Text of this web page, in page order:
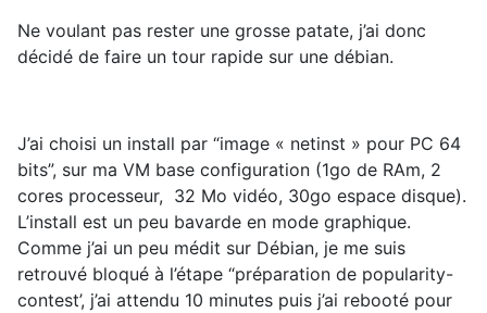
Ne voulant pas rester une grosse patate, j’ai donc
décidé de faire un tour rapide sur une débian.
J’ai choisi un install par “image « netinst » pour PC 64
bits”, sur ma VM base configuration (1go de RAm, 2
cores processeur, 32 Mo vidéo, 30go espace disque).
L’install est un peu bavarde en mode graphique.
Comme j’ai un peu médit sur Débian, je me suis
retrouvé bloqué à l’étape “préparation de popularity-
contest’, j’ai attendu 10 minutes puis j’ai rebooté pour